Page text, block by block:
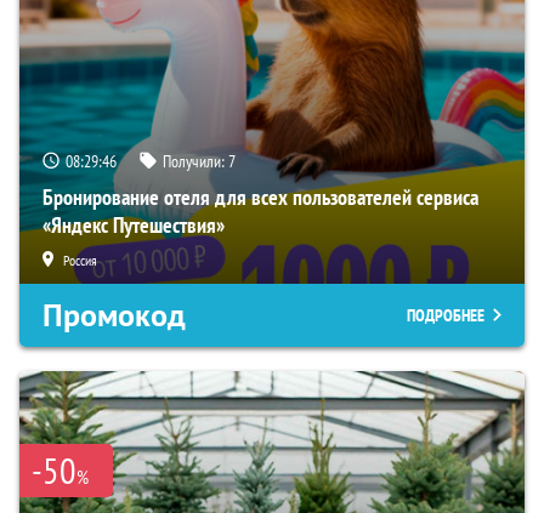
08:29:45 Получили:7
Бронирование отеля для всех пользователей сервиса
«Яндекс Путешествия»
Россия
Промокод ПОДРОБНЕЕ
-50%